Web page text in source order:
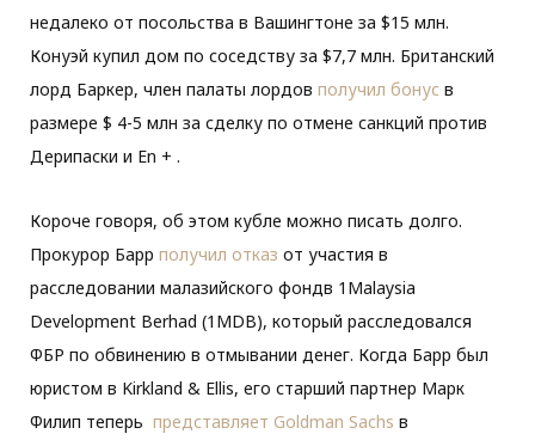
недалеко от посольства в Вашингтоне за $15 млн.
Конуэй купил дом по соседству за $7,7 млн. Британский
лорд Баркер, член палаты лордов получил бонус в
размере $ 4-5 млн за сделку по отмене санкций против
Дерипаски и En + .
Короче говоря, об этом кубле можно писать долго.
Прокурор Барр получил отказ от участия в
расследовании малазийского фондв 1Malaysia
Development Berhad (1MDB), который расследовался
ФБР по обвинению в отмывании денег. Когда Барр был
юристом в Kirkland & Ellis, его старший партнер Марк
Филип теперь представляет Goldman Sachs в